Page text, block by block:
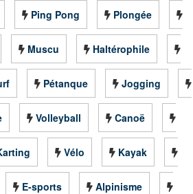
Ping Pong Plongée
Muscu Haltérophile
Pétanque Jogging
Volleyball Canoë
Vélo Kayak
E-sports Alpinisme